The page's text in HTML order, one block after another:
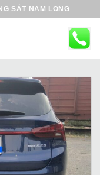
SẮT NAM LONG